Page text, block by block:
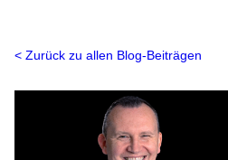
Zurück zu allen Blog-Beiträgen